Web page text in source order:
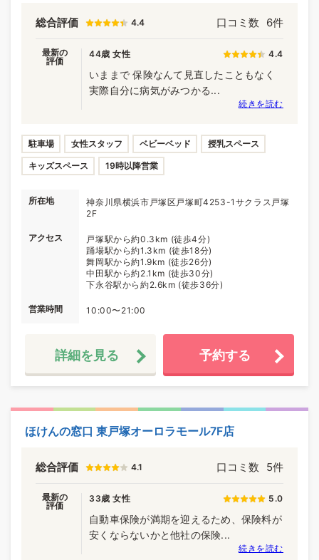
総合評価 4.4 口コミ数 6件
最新の
評価
44歳 女性 4.4
いままで 保険なんて見直したこともなく
実際自分に病気がみつかる...
続きを読む
駐車場 女性スタッフ ベビーベッド 授乳スペース
キッズスペース 19時以降営業
所在地
神奈川県横浜市戸塚区戸塚町4253-1サクラス戸塚
2F
アクセス
戸塚駅から約0.3km (徒歩4分)
踊場駅から約1.3km (徒歩18分)
舞岡駅から約1.9km (徒歩26分)
中田駅から約2.1km (徒歩30分)
下永谷駅から約2.6km (徒歩36分)
営業時間 10:00〜21:00
詳細を見る 予約する
ほけんの窓口 東戸塚オーロラモール7F店
総合評価 4.1 口コミ数 5件
最新の
評価
33歳 女性 5.0
自動車保険が満期を迎えるため、保険料が
安くならないかと他社の保険...
続きを読む